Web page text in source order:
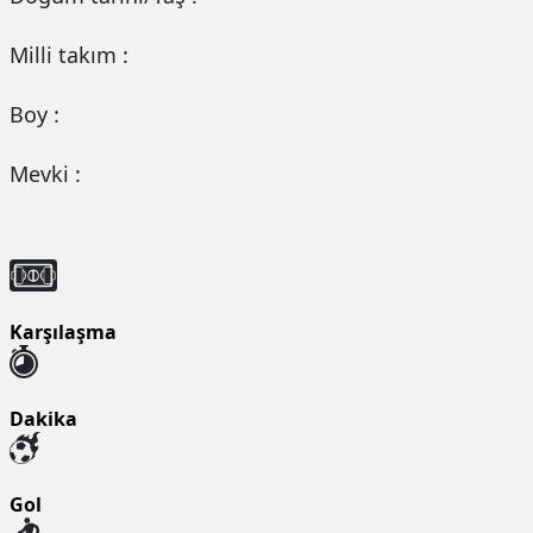
Milli takım :
Boy :
Mevki :
Karşılaşma
Dakika
Gol